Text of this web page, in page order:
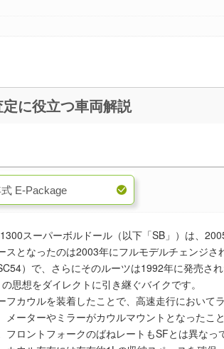
ルドール【2005～25年】 買取査定に役立つ車両解説
スーパーボルドール（以下「SB」）は、
スとなったのは2003年にフルモデルチェンジさ
SC54）で、さらにそのルーツは1992年に発売さ
思想をダイレクトに引き継ぐバイクです。
フカウルを装着したことで、高速走行において
メーターやミラーがカウルマウントとなったこ
フロントフォークのばねレートもSFとは異なっ